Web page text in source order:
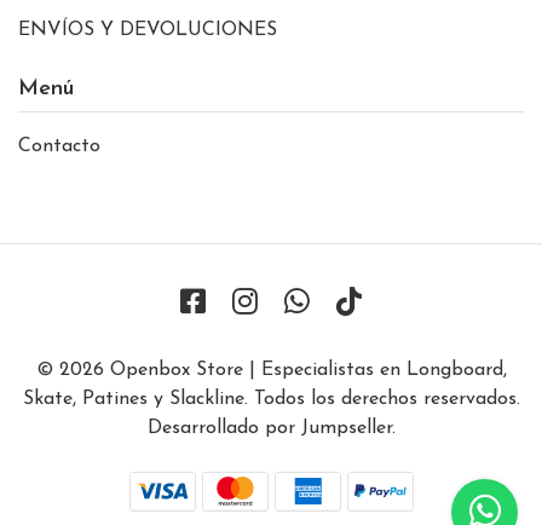
ENVÍOS Y DEVOLUCIONES
Menú
Contacto
© 2026 Openbox Store | Especialistas en Longboard,
Skate, Patines y Slackline. Todos los derechos reservados.
Desarrollado por Jumpseller.